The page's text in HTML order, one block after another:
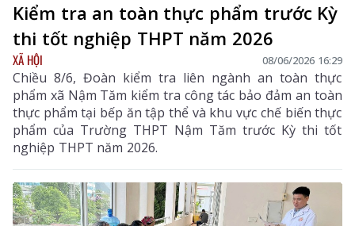
Kiểm tra an toàn thực phẩm trước Kỳ
thi tốt nghiệp THPT năm 2026
XÃ HỘI 08/06/2026 16:29
Chiều 8/6, Đoàn kiểm tra liên ngành an toàn thực
phẩm xã Nậm Tăm kiểm tra công tác bảo đảm an toàn
thực phẩm tại bếp ăn tập thể và khu vực chế biến thực
phẩm của Trường THPT Nậm Tăm trước Kỳ thi tốt
nghiệp THPT năm 2026.